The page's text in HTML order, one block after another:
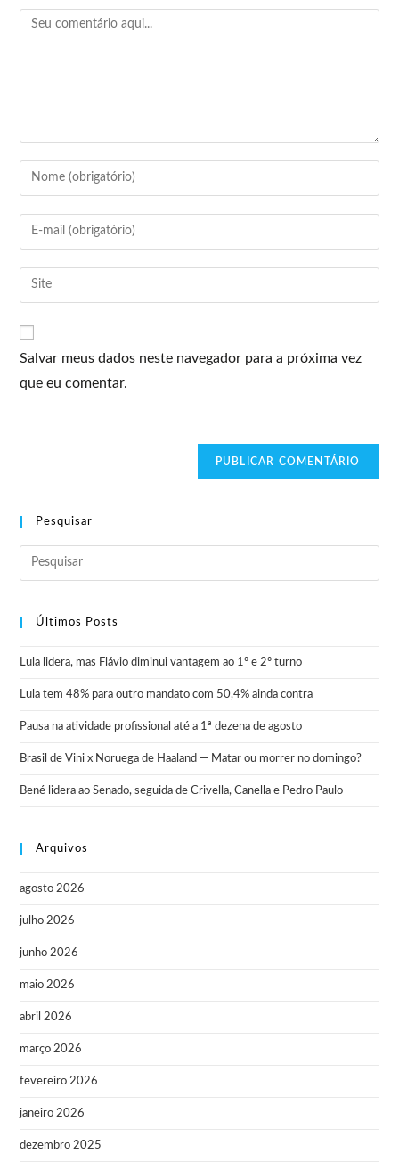
Salvar meus dados neste navegador para a próxima vez
que eu comentar.
Pesquisar
Últimos Posts
Lula lidera, mas Flávio diminui vantagem ao 1º e 2º turno
Lula tem 48% para outro mandato com 50,4% ainda contra
Pausa na atividade profissional até a 1ª dezena de agosto
Brasil de Vini x Noruega de Haaland — Matar ou morrer no domingo?
Bené lidera ao Senado, seguida de Crivella, Canella e Pedro Paulo
Arquivos
agosto 2026
julho 2026
junho 2026
maio 2026
abril 2026
março 2026
fevereiro 2026
janeiro 2026
dezembro 2025